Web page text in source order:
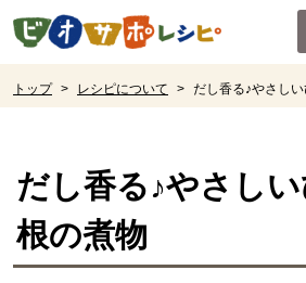
ページの先頭です。
トップ > レシピについて > だし香る♪やさし
だし香る♪やさし
根の煮物